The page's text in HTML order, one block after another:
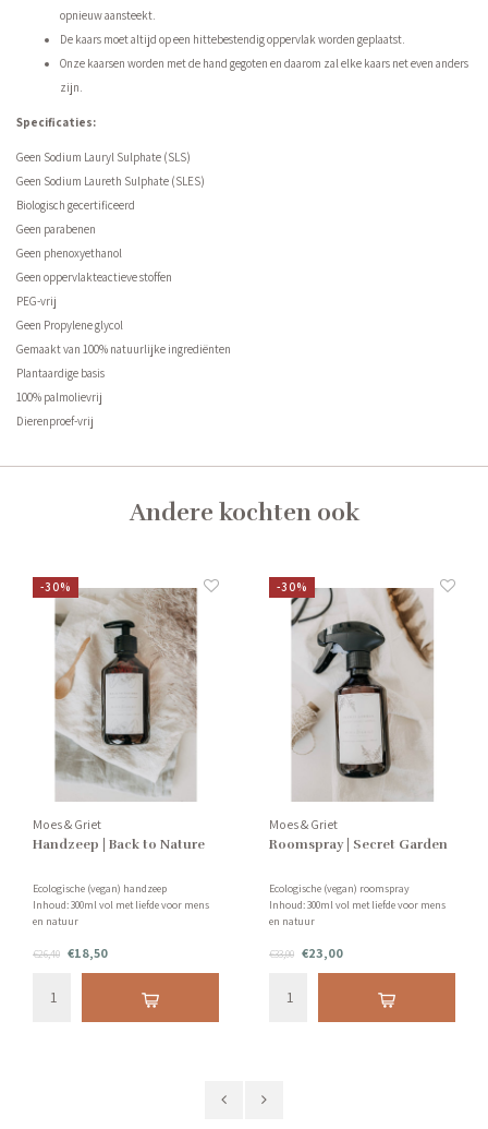
opnieuw aansteekt.
De kaars moet altijd op een hittebestendig oppervlak worden geplaatst.
Onze kaarsen worden met de hand gegoten en daarom zal elke kaars net even anders
zijn.
Specificaties:
Geen Sodium Lauryl Sulphate (SLS)
Geen Sodium Laureth Sulphate (SLES)
Biologisch gecertificeerd
Geen parabenen
Geen phenoxyethanol
Geen oppervlakteactieve stoffen
PEG-vrij
Geen Propylene glycol
Gemaakt van 100% natuurlijke ingrediënten
Plantaardige basis
100% palmolievrij
Dierenproef-vrij
Andere kochten ook
-30%
Moes & Griet
Handzeep | Back to Nature
Ecologische (vegan) handzeep
Inhoud: 300ml vol met liefde voor mens
en natuur
zilversparren, patchoeli en vanille!
€26,40 €18,50
-30%
Moes & Griet
Roomspray | Secret Garden
Ecologische (vegan) roomspray
Inhoud: 300ml vol met liefde voor mens
en natuur
onder andere jasmijn, grapefruit en
sandelhout!
€33,00 €23,00